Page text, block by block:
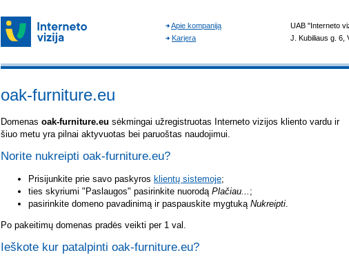
oak-furniture.eu
Domenas oak-furniture.eu sėkmingai užregistruotas Interneto vizijos kliento vardu ir
šiuo metu yra pilnai aktyvuotas bei paruoštas naudojimui.
Norite nukreipti oak-furniture.eu?
Prisijunkite prie savo paskyros klientų sistemoje;
ties skyriumi "Paslaugos" pasirinkite nuorodą Plačiau... ;
pasirinkite domeno pavadinimą ir paspauskite mygtuką Nukreipti.
Po pakeitimų domenas pradės veikti per 1 val.
Ieškote kur patalpinti oak-furniture.eu?